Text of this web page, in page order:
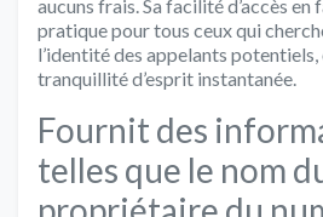
aucuns frais. Sa facilité d’accès en
pratique pour tous ceux qui
l’identité des appelants
tranquillité d’esprit instantanée.
Fournit des
telles que le nom